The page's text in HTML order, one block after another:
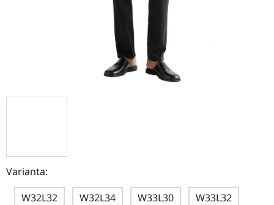
Varianta:
W32L32
W32L34 W33L30 W33L32